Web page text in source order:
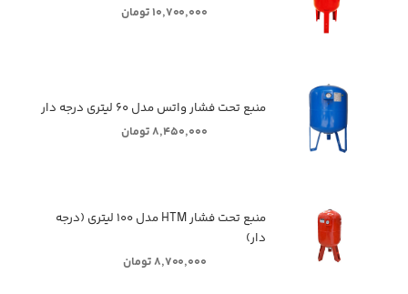
۱۰,۷۰۰,۰۰۰ تومان
منبع تحت فشار واتس مدل ۶۰ لیتری درجه دار
۸,۴۵۰,۰۰۰ تومان
منبع تحت فشار HTM مدل ۱۰۰ لیتری (درجه
دار)
۸,۷۰۰,۰۰۰ تومان